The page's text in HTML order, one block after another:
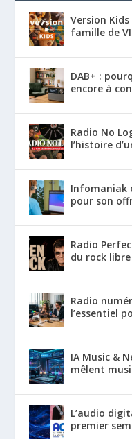
Version
famille de
DAB+ :
encore à
Radio No
l’histoire
Infomaniak
pour son
Radio
du rock
Radio
l’essentiel
IA Music &
mêlent
L’audio
premier